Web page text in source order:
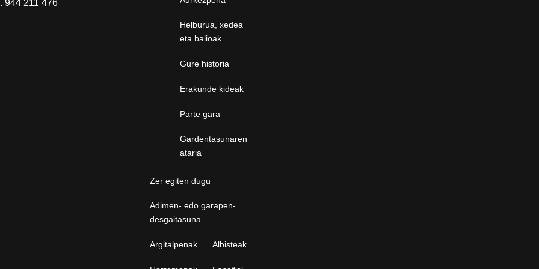
944 211 476
Helburua, xedea
eta balioak
Gure historia
Erakunde kideak
Parte gara
Gardentasunaren
ataria
Zer egiten dugu
Adimen- edo garapen-
desgaitasuna
Argitalpenak Albisteak